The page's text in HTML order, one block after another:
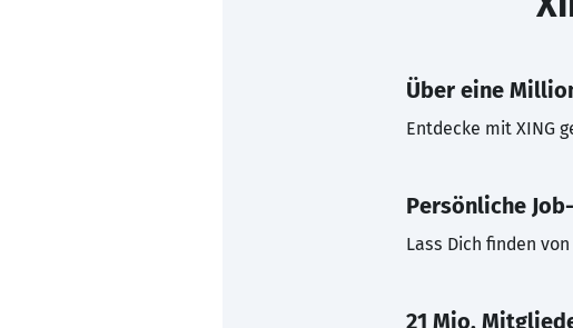
Über eine
Entdecke mit XING
Persönliche
Lass Dich finden
21 Mio.